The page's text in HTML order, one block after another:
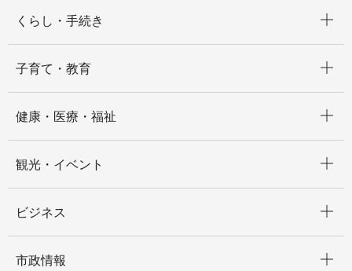
くらし・手続き
子育て・教育
健康・医療・福祉
観光・イベント
ビジネス
市政情報